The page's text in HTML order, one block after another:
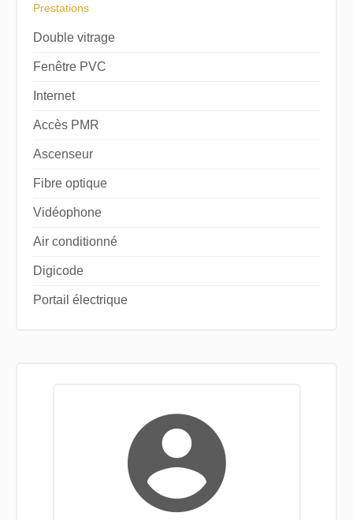
Prestations
Double vitrage
Fenêtre PVC
Internet
Accès PMR
Ascenseur
Fibre optique
Vidéophone
Air conditionné
Digicode
Portail électrique